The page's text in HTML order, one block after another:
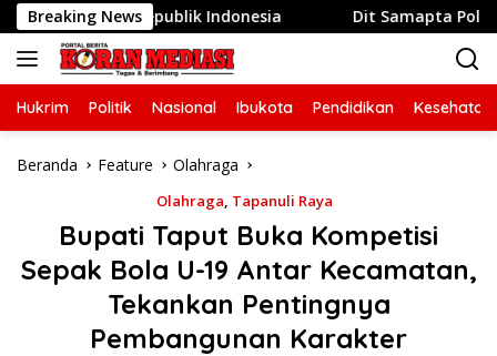
Langsung
ke
konten
Breaking News
81 Republik Indonesia Dit Samapta Polda Metro
Hukrim Politik Nasional Ibukota Pendidikan Kesehatan
Beranda Feature Olahraga
Olahraga, Tapanuli Raya
Bupati Taput Buka Kompetisi
Sepak Bola U-19 Antar Kecamatan,
Tekankan Pentingnya
Pembangunan Karakter